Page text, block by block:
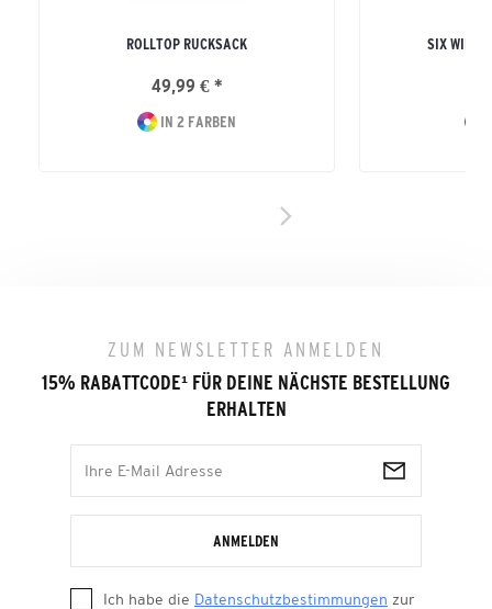
ROLLTOP RUCKSACK
49,99 € *
IN 2 FARBEN
SIX
ZUM NEWSLETTER ANMELDEN
15% RABATTCODE¹ FÜR DEINE NÄCHSTE BESTELLUNG
ERHALTEN
ANMELDEN
Ich habe die Datenschutzbestimmungen zur